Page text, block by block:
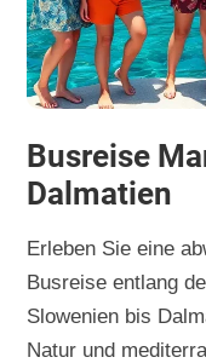
Busreise
Dalmatien
Erleben Sie eine
Busreise entlang
Slowenien bis
Natur und